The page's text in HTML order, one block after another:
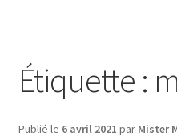
Étiquette :
Publié le 6 avril 2021 par Mister